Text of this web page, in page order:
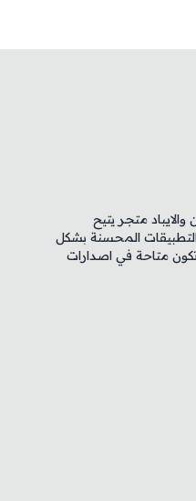
متجر يتيح
المحسنة بشكل
متاحة في اصدارات